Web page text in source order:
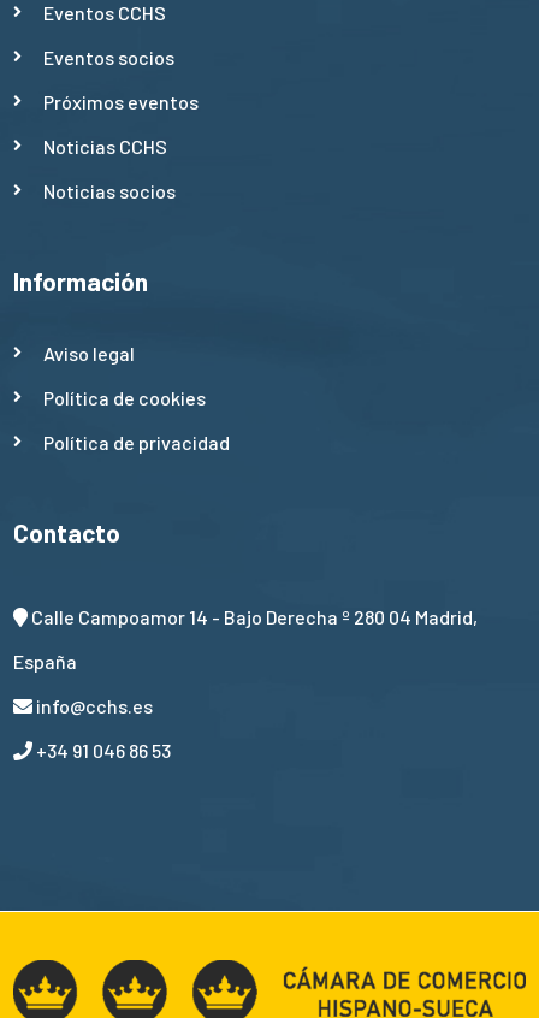
Eventos CCHS
Eventos socios
Próximos eventos
Noticias CCHS
Noticias socios
Información
Aviso legal
Política de cookies
Política de privacidad
Contacto
Calle Campoamor 14 - Bajo Derecha º 280 04 Madrid,
España
info@cchs.es
+34 91 046 86 53